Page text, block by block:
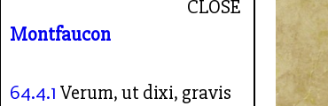
CLOSE
Montfaucon
64.4.1 Verum, ut dixi, gravis